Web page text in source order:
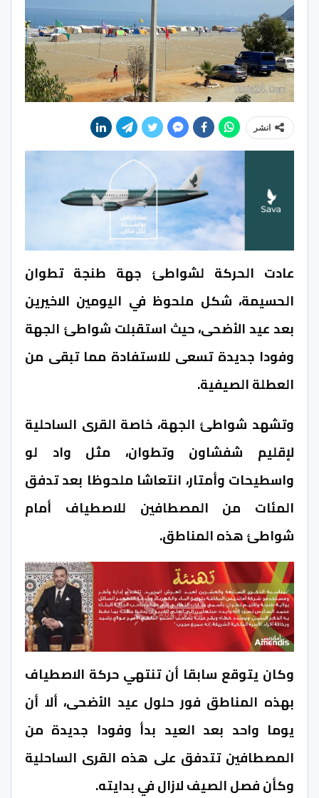
انشر
عادت الحركة لشواطئ جهة طنجة تطوان
الحسيمة، شكل ملحوظ في اليومين الاخيرين
بعد عيد الأضحى، حيث استقبلت شواطئ الجهة
وفودا جديدة تسعى للاستفادة مما تبقى من
العطلة الصيفية.
وتشهد شواطئ الجهة، خاصة القرى الساحلية
لإقليم شفشاون وتطوان، مثل واد لو
واسطيحات وأمتار، انتعاشا ملحوظا بعد تدفق
المئات من المصطافين للاصطياف أمام
شواطئ هذه المناطق.
وكان يتوقع سابقا أن تنتهي حركة الاصطياف
بهذه المناطق فور حلول عيد الأضحى، ألا أن
يوما واحد بعد العيد بدأ وفودا جديدة من
المصطافين تتدفق على هذه القرى الساحلية
وكأن فصل الصيف لازال في بدايته.